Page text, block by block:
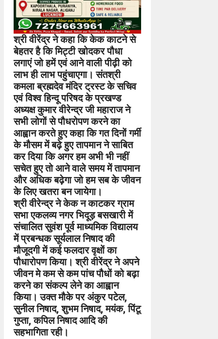
श्री वीरेंद्र ने कहा कि केक काटने से
बेहतर है कि मिट्टी खोदकर पौधा
लगाएं जो हमें एवं आने वाली पीढ़ी को
लाभ ही लाभ पहुंचाएगा। संतश्री
कमला ब्रह्मदेव मंदिर ट्रस्ट के सचिव
एवं विश्व हिन्दू परिषद के प्रखण्ड
अध्यक्ष कुमार वीरेन्द्र जी महाराज ने
सभी लोगों से पौधरोपण करने का
आह्वान करते हुए कहा कि गत दिनों गर्मी
के मौसम में बढ़े हुए तापमान ने साबित
कर दिया कि अगर हम अभी भी नहीं
सचेत हुए तो आने वाले समय में तापमान
और अधिक बढ़ेगा जो हम सब के जीवन
के लिए खतरा बन जायेगा।
श्री वीरेन्द्र ने केक न काटकर ग्राम
सभा एकलव्य नगर भिदूड़ बसखारी में
संचालित सुवंश पूर्व माध्यमिक विद्यालय
में प्रबन्धक सूर्यलाल निषाद की
मौजूदगी में कई फलदार वृक्षों का
पौधारोपण किया। श्री वीरेंद्र ने अपने
जीवन मे कम से कम पांच पौधों को बढ़ा
करने का संकल्प लेने का आह्वान
किया। उक्त मौके पर अंकुर पटेल,
सुनील निषाद, शुभम निषाद, मयंक, पिंटू
गुप्ता, कपिल निषाद आदि की
सहभागिता रही।